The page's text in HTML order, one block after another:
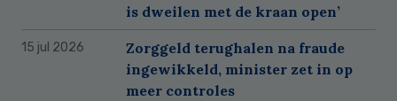
is dweilen met de kraan open’
15 jul 2026
Zorggeld terughalen na fraude
ingewikkeld, minister zet in op
meer controles